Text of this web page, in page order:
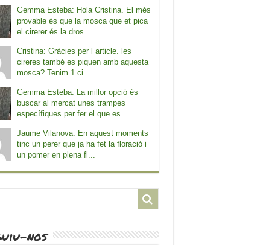
Gemma Esteba: Hola Cristina. El més
provable és que la mosca que et pica
el cirerer és la dros...
Cristina: Gràcies per l article. les
cireres també es piquen amb aquesta
mosca? Tenim 1 ci...
Gemma Esteba: La millor opció és
buscar al mercat unes trampes
específiques per fer el que es...
Jaume Vilanova: En aquest moments
tinc un perer que ja ha fet la floració i
un pomer en plena fl...
nos